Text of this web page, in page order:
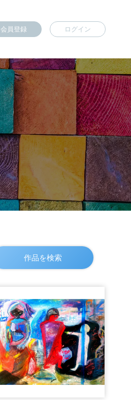
会員登録 ログイン